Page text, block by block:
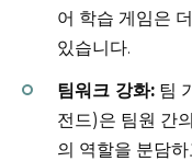
어 학습 게임은
있습니다.
팀워크 강화: 팀
전드)은 팀원 간
의 역할을 분담